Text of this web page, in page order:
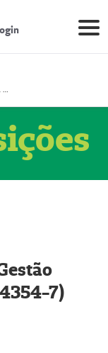
Prestador Essencial Gestão em Saúde Ereli (51004354-7)
7)